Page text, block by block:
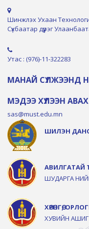
Шинжлэх Ухаан
Сүхбаатар дүүрэг
Утас : (976)-11-322283
МАНАЙ СҮЛЖЭЭНД
МЭДЭЭ ХҮЛЭЭН
sas@must.edu.mn
ШИЛЭН
АВИЛГАТАЙ
ШУДАРГА
ХӨРӨНГӨ,
ХУВИЙН